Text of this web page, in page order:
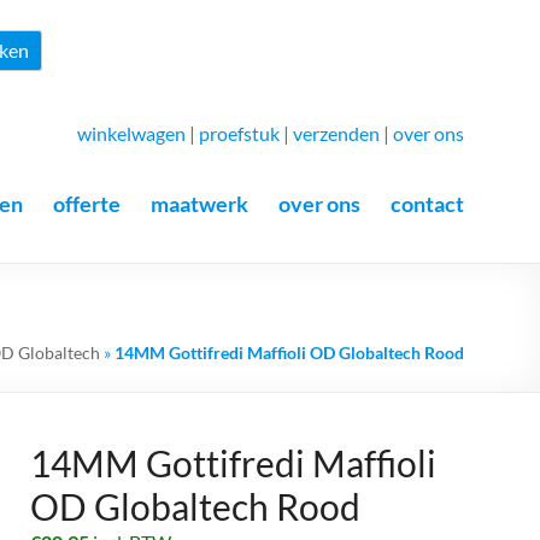
winkelwagen | proefstuk | verzenden | over ons
offerte maatwerk over ons contact
Globaltech » 14MM Gottifredi Maffioli OD Globaltech Rood
14MM Gottifredi Maffioli
OD Globaltech Rood